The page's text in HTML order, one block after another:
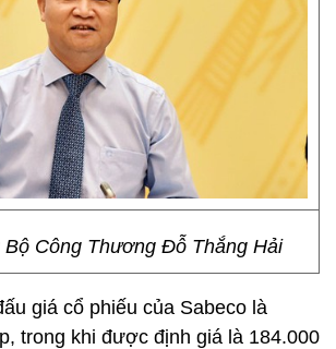
Công Thương Đỗ Thắng Hải
giá cổ phiếu của Sabeco là
trong khi được định giá là 184.000